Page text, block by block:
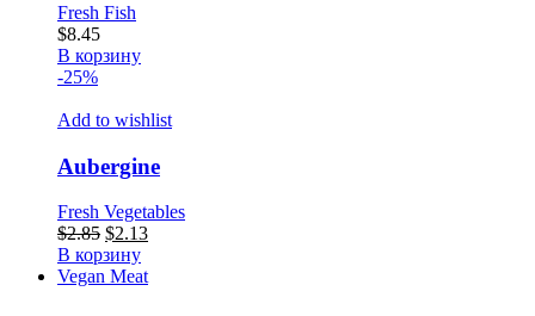
Fresh Fish
$8.45
В корзину
-25%
Add to wishlist
Aubergine
Fresh Vegetables
$2.85 Первоначальная
цена
составляла
$2.13Текущая
$2.13.
В корзину
Vegan Meat